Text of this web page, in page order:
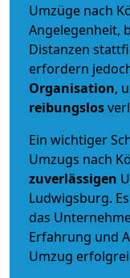
Umzüge nach
Angelegenheit,
Distanzen
erfordern
Organisation,
reibungslos
Ein wichtiger
Umzugs nach
zuverlässigen
Ludwigsburg.
das
Erfahrung und
Umzug